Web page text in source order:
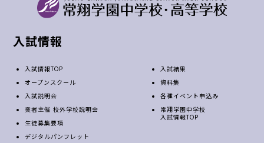
入試情報
入試情報TOP
オープンスクール
入試説明会
業者主催 校外学校説明会
生徒募集要項
デジタルパンフレット
入試結果
資料集
各種イベント申込み
常翔学園中学校
入試情報TOP